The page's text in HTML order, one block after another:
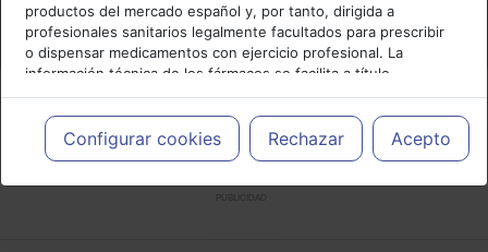
Cancelar
productos del mercado español y, por tanto, dirigida a
profesionales sanitarios legalmente facultados para prescribir
o dispensar medicamentos con ejercicio profesional. La
información técnica de los fármacos se facilita a título
meramente informativo, siendo responsabilidad de los
profesionales facultados prescribir medicamentos y decidir, en
cada caso concreto, el tratamiento más adecuado a las
necesidades del paciente.
Configurar cookies Rechazar Acepto